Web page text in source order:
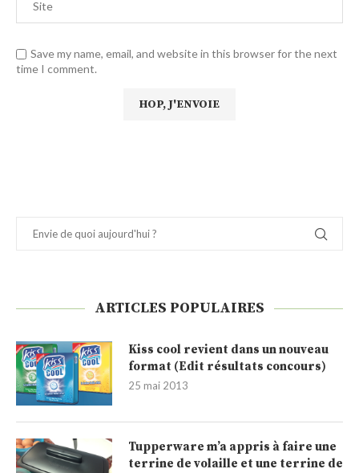
Save my name, email, and website in this browser for the next
Kiss cool revient dans un nouveau
format (Edit résultats concours)
Tupperware m’a appris à faire une